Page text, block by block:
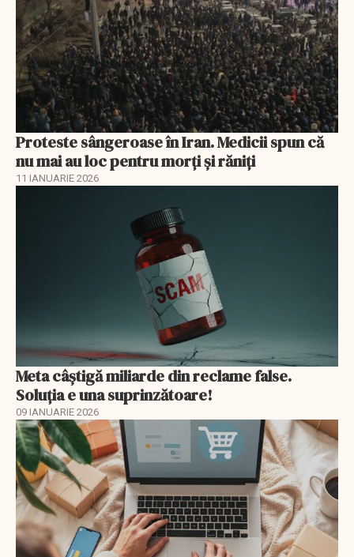
Proteste sângeroase în Iran. Medicii spun că
nu mai au loc pentru morți și răniți
11 IANUARIE 2026
Meta câștigă miliarde din reclame false.
Soluția e una suprinzătoare!
09 IANUARIE 2026